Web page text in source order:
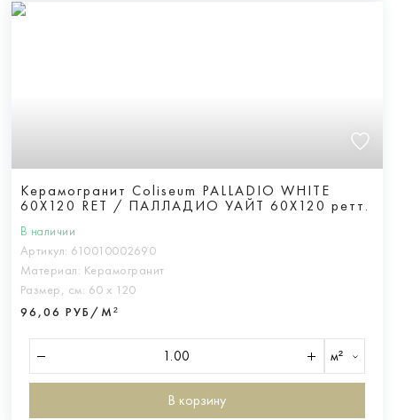
Керамогранит Coliseum PALLADIO WHITE
60X120 RET / ПАЛЛАДИО УАЙТ 60Х120 ретт.
В наличии
Артикул: 610010002690
Материал: Керамогранит
Размер, см: 60 х 120
96,06 РУБ/М²
м²
В корзину